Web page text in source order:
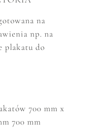
na
np. na
plakatu do
700 mm x
700 mm